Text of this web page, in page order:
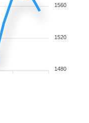
1560
1520
1480